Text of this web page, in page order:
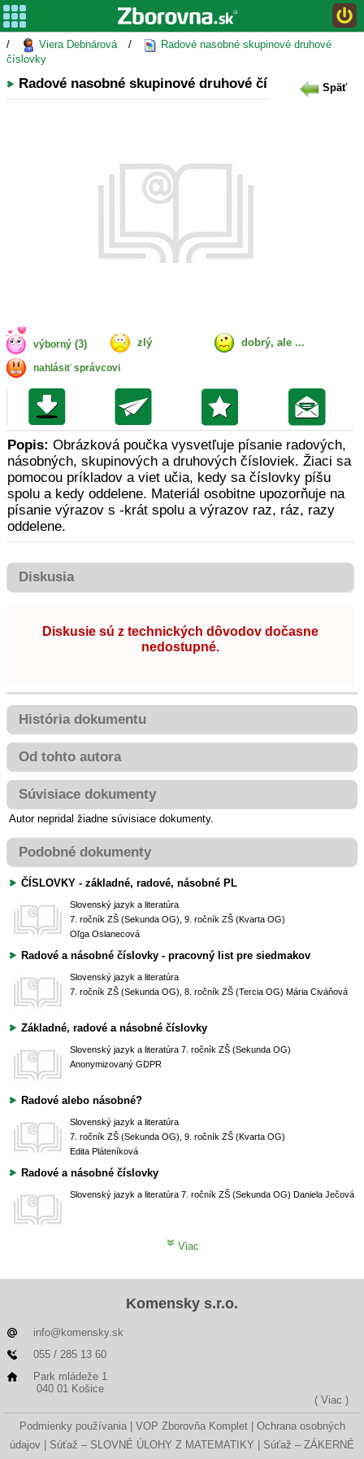
/ Viera Debnárová /
Radové nasobné skupinové druhové
číslovky
Radové nasobné skupinové druhové číslovky Späť
výborný (3) zlý dobrý, ale ...
nahlásiť správcovi
Popis: Obrázková poučka vysvetľuje písanie radových,
násobných, skupinových a druhových čísloviek. Žiaci sa
pomocou príkladov a viet učia, kedy sa číslovky píšu
spolu a kedy oddelene. Materiál osobitne upozorňuje na
písanie výrazov s -krát spolu a výrazov raz, ráz, razy
oddelene.
Diskusia
Diskusie sú z technických dôvodov dočasne
nedostupné.
História dokumentu
Od tohto autora
Súvisiace dokumenty
Autor nepridal žiadne súvisiace dokumenty.
Podobné dokumenty
ČÍSLOVKY - základné, radové, násobné PL
Slovenský jazyk a literatúra
7. ročník ZŠ (Sekunda OG), 9. ročník ZŠ (Kvarta OG)
Oľga Oslanecová
Radové a násobné číslovky - pracovný list pre siedmakov
Slovenský jazyk a literatúra
7. ročník ZŠ (Sekunda OG), 8. ročník ZŠ (Tercia OG) Mária Civáňová
Základné, radové a násobné číslovky
Slovenský jazyk a literatúra 7. ročník ZŠ (Sekunda OG)
Anonymizovaný GDPR
Radové alebo násobné?
Slovenský jazyk a literatúra
7. ročník ZŠ (Sekunda OG), 9. ročník ZŠ (Kvarta OG)
Edita Pláteníková
Radové a násobné číslovky
Slovenský jazyk a literatúra 7. ročník ZŠ (Sekunda OG) Daniela Ječová
Viac
Komensky s.r.o.
info@komensky.sk
055 / 285 13 60
Park mládeže 1
040 01 Košice
( Viac )
Podmienky používania VOP Zborovňa Komplet
Ochrana osobných
údajov
Súťaž – SLOVNÉ ÚLOHY Z MATEMATIKY
Súťaž – ZÁKERNÉ